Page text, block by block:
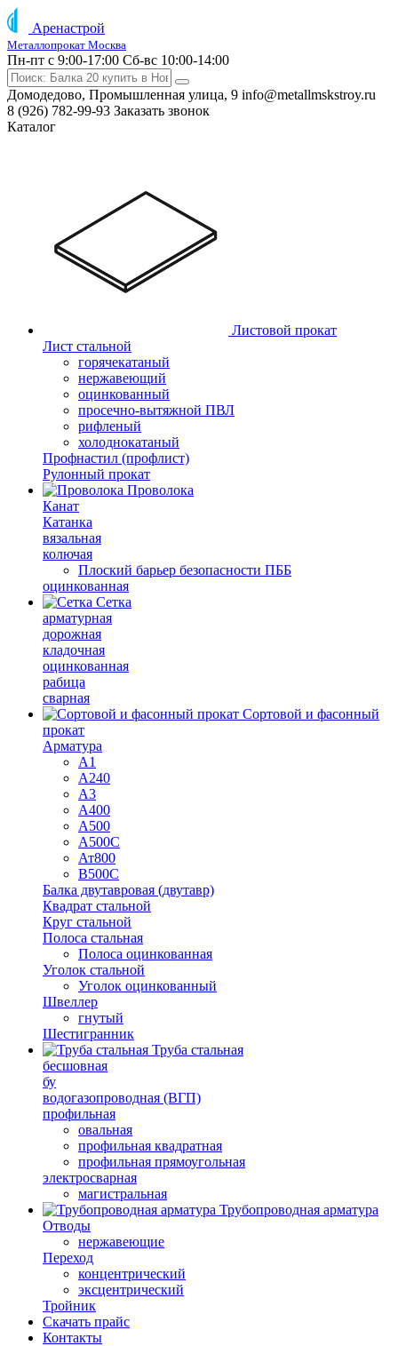
Аренастрой
Металлопрокат Москва
Пн-пт с 9:00-17:00 Сб-вс 10:00-14:00
Домодедово, Промышленная улица, 9 info@metallmskstroy.ru
8 (926) 782-99-93 Заказать звонок
Каталог
Листовой прокат
Лист стальной
горячекатаный
нержавеющий
оцинкованный
просечно-вытяжной ПВЛ
рифленый
холоднокатаный
Профнастил (профлист)
Рулонный прокат
Проволока
Канат
Катанка
вязальная
колючая
Плоский барьер безопасности ПББ
оцинкованная
Сетка
арматурная
дорожная
кладочная
оцинкованная
рабица
сварная
Сортовой и фасонный
прокат
Арматура
А1
А240
А3
А400
А500
А500С
Ат800
В500С
Балка двутавровая (двутавр)
Квадрат стальной
Круг стальной
Полоса стальная
Полоса оцинкованная
Уголок стальной
Уголок оцинкованный
Швеллер
гнутый
Шестигранник
Труба стальная
бесшовная
бу
водогазопроводная (ВГП)
профильная
овальная
профильная квадратная
профильная прямоугольная
электросварная
магистральная
Трубопроводная арматура
Отводы
нержавеющие
Переход
концентрический
эксцентрический
Тройник
Скачать прайс
Контакты